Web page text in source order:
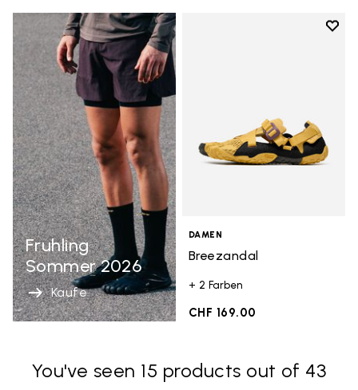
Fruhling
Sommer 2026
Kaufe
Add
DAMEN
Breezandal
+ 2 Farben
CHF 169.00
You've seen 15 products out of 43